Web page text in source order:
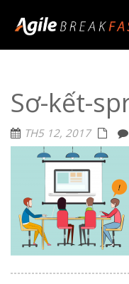
Sơ-kết-
TH5 12, 2017